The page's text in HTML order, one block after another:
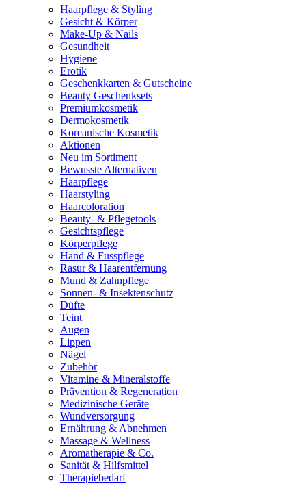
Haarpflege & Styling
Gesicht & Körper
Make-Up & Nails
Gesundheit
Hygiene
Erotik
Geschenkkarten & Gutscheine
Beauty Geschenksets
Premiumkosmetik
Dermokosmetik
Koreanische Kosmetik
Aktionen
Neu im Sortiment
Bewusste Alternativen
Haarpflege
Haarstyling
Haarcoloration
Beauty- & Pflegetools
Gesichtspflege
Körperpflege
Hand & Fusspflege
Rasur & Haarentfernung
Mund & Zahnpflege
Sonnen- & Insektenschutz
Düfte
Teint
Augen
Lippen
Nägel
Zubehör
Vitamine & Mineralstoffe
Prävention & Regeneration
Medizinische Geräte
Wundversorgung
Ernährung & Abnehmen
Massage & Wellness
Aromatherapie & Co.
Sanität & Hilfsmittel
Therapiebedarf